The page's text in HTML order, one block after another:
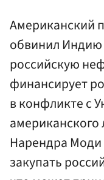
Американский
обвинил Индию
российскую
финансирует
в конфликте с
Нарендра Моди
закупать